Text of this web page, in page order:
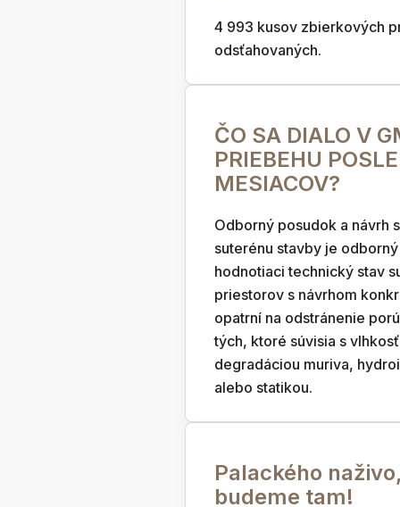
4 993 kusov zbierkových
odsťahovaných.
ČO SA DIALO V
PRIEBEHU
MESIACOV?
Odborný posudok a návrh
suterénu stavby je
hodnotiaci technický stav
priestorov s návrhom
opatrní na odstránenie
tých, ktoré súvisia s
degradáciou muriva,
alebo statikou.
Palackého
budeme tam!